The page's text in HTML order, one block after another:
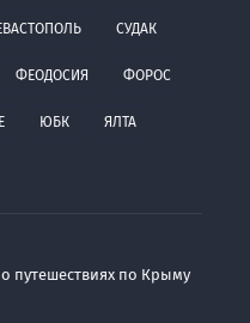
СУДАК
ФЕОДОСИЯ ФОРОС
ЮБК ЯЛТА
путешествиях по Крыму